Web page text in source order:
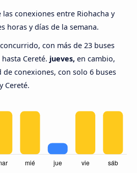
conexiones entre Riohacha y
horas y días de la semana.
con más de 23 buses
Cereté. jueves, en cambio,
conexiones, con solo 6 buses
Cereté.